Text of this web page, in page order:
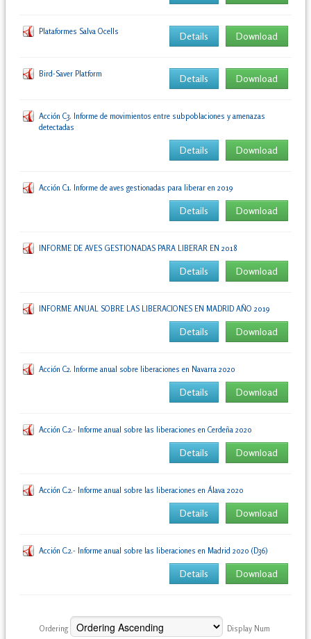
Plataformes Salva Ocells Download
Details
Bird-Saver Platform Download
Details
Acción C3. Informe de movimientos entre subpoblaciones y amenazas
detectadas
Download
Details
Acción C1. Informe de aves gestionadas para liberar en 2019
Download
Details
INFORME DE AVES GESTIONADAS PARA LIBERAR EN 2018
Download
Details
INFORME ANUAL SOBRE LAS LIBERACIONES EN MADRID AÑO 2019
Download
Details
Acción C2. Informe anual sobre liberaciones en Navarra 2020
Download
Details
Acción C.2.- Informe anual sobre las liberaciones en Cerdeña 2020
Download
Details
Acción C.2.- Informe anual sobre las liberaciones en Álava 2020
Download
Details
Acción C.2.- Informe anual sobre las liberaciones en Madrid 2020 (D36)
Download
Details
Ordering Display Num